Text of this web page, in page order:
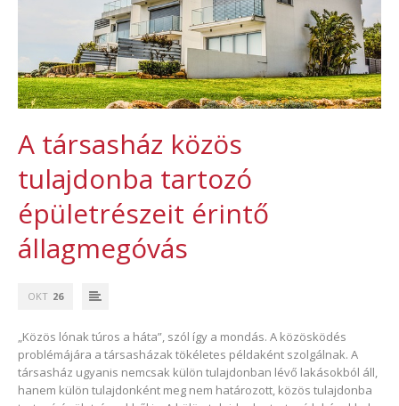
A társasház közös
tulajdonba tartozó
épületrészeit érintő
állagmegóvás
OKT 26
„Közös lónak túros a háta”, szól így a mondás. A közösködés
problémájára a társasházak tökéletes példaként szolgálnak. A
társasház ugyanis nemcsak külön tulajdonban lévő lakásokból áll,
hanem külön tulajdonként meg nem határozott, közös tulajdonba